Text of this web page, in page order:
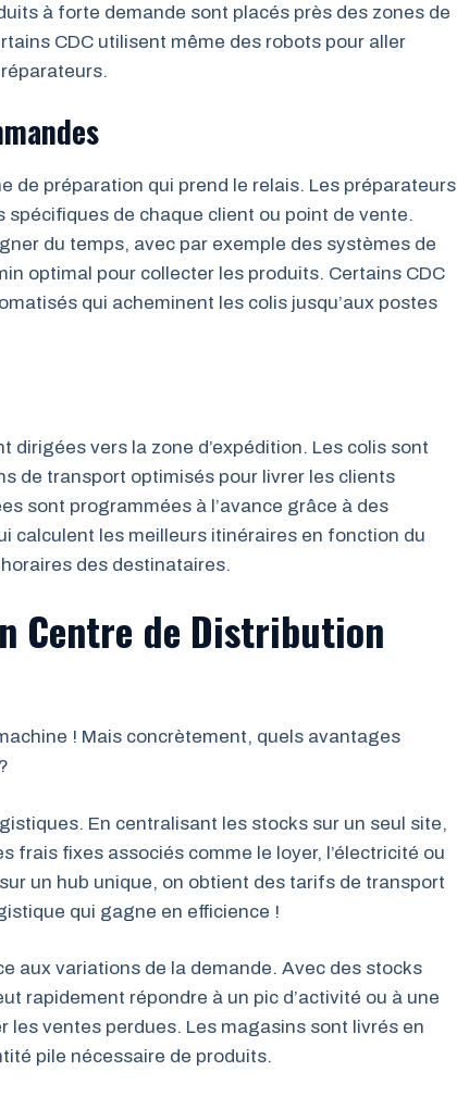
à forte demande sont placés près des zones de
CDC utilisent même des robots pour aller
de préparation qui prend le relais. Les préparateurs
de chaque client ou point de vente.
du temps, avec par exemple des systèmes de
optimal pour collecter les produits. Certains CDC
qui acheminent les colis jusqu’aux postes
dirigées vers la zone d’expédition. Les colis sont
de transport optimisés pour livrer les clients
sont programmées à l’avance grâce à des
calculent les meilleurs itinéraires en fonction du
des destinataires.
Centre de Distribution
! Mais concrètement, quels avantages
En centralisant les stocks sur un seul site,
frais fixes associés comme le loyer, l’électricité ou
un hub unique, on obtient des tarifs de transport
qui gagne en efficience !
aux variations de la demande. Avec des stocks
rapidement répondre à un pic d’activité ou à une
les ventes perdues. Les magasins sont livrés en
pile nécessaire de produits.